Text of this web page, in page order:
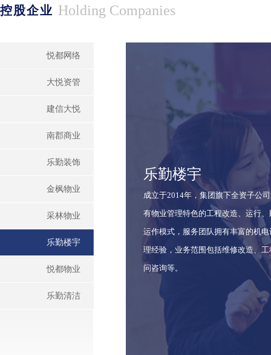
控股企业 Holding Companies
悦都网络
大悦资管
建信大悦
南郡商业
乐勤装饰
金枫物业
采林物业
乐勤楼宇
悦都物业
乐勤清洁
乐勤楼宇
成立于2014年，集团旗下全资子公
有物业管理特色的工程改造、运行
运作模式，服务团队拥有丰富的机
理经验，业务范围包括维修改造、
问咨询等。